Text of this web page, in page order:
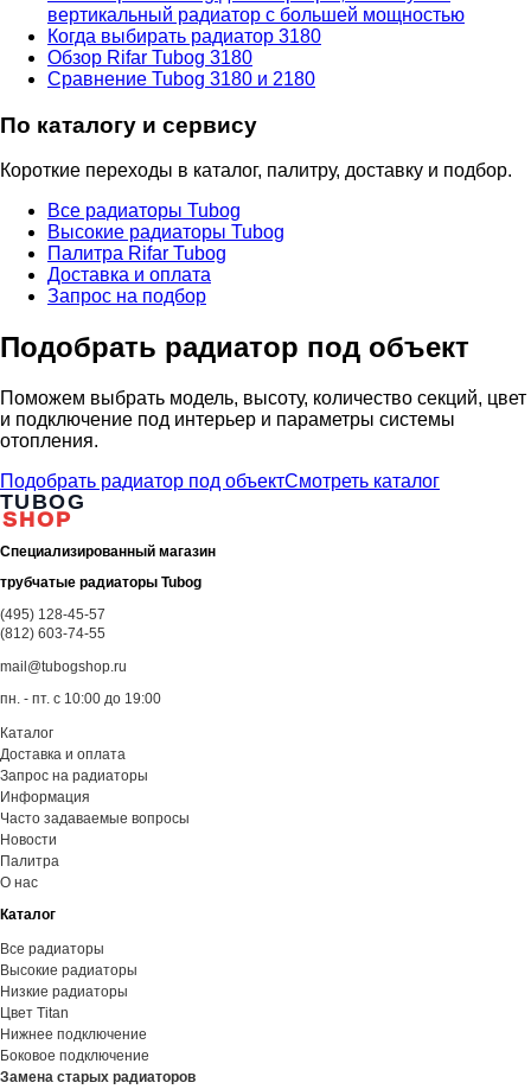
вертикальный радиатор с большей мощностью
Когда выбирать радиатор 3180
Обзор Rifar Tubog 3180
Сравнение Tubog 3180 и 2180
По каталогу и сервису
Короткие переходы в каталог, палитру, доставку и подбор.
Все радиаторы Tubog
Высокие радиаторы Tubog
Палитра Rifar Tubog
Доставка и оплата
Запрос на подбор
Подобрать радиатор под объект
Поможем выбрать модель, высоту, количество секций, цвет
и подключение под интерьер и параметры системы
отопления.
Подобрать радиатор под объектСмотреть каталог
TUBOG
SHOP
Специализированный магазин
трубчатые радиаторы Tubog
(495) 128-45-57
(812) 603-74-55
mail@tubogshop.ru
пн. - пт. с 10:00 до 19:00
Каталог
Доставка и оплата
Запрос на радиаторы
Информация
Часто задаваемые вопросы
Новости
Палитра
О нас
Каталог
Все радиаторы
Высокие радиаторы
Низкие радиаторы
Цвет Titan
Нижнее подключение
Боковое подключение
Замена старых радиаторов